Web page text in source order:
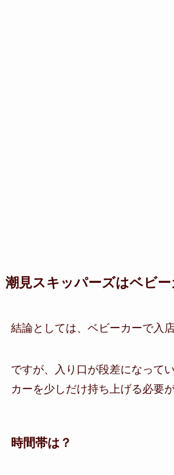
潮見スキッパーズはベビ
結論としては、ベビーカーで入
ですが、入り口が段差になって
カーを少しだけ持ち上げる必要
時間帯は？